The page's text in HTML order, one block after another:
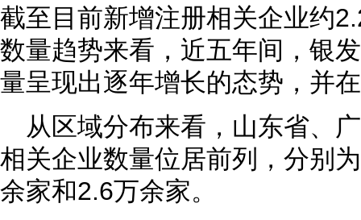
截至目前新增注册相关企业约
数量趋势来看，近五年间，银
量呈现出逐年增长的态势，并
从区域分布来看，山东省、
相关企业数量位居前列，分别
余家和2.6万余家。